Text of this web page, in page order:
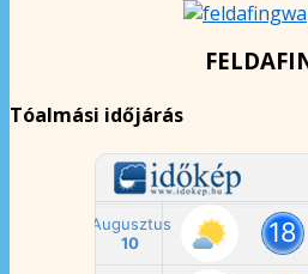
Tóalmási időjárás